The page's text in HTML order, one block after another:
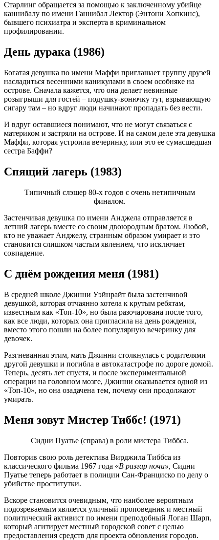
Старлинг обращается за помощью к заключенному убийце
каннибалу по имени Ганнибал Лектор (Энтони Хопкинс),
бывшего психиатра и эксперта в криминальном
профилировании.
День дурака (1986)
Богатая девушка по имени Маффи приглашает группу друзей
насладиться весенними каникулами в своем особняке на
острове. Сначала кажется, что она делает невинные
розыгрыши для гостей – подушку-вонючку тут, взрывающую
сигару там – но вдруг люди начинают пропадать без вести.
И вдруг оставшиеся понимают, что не могут связаться с
материком и застряли на острове. И на самом деле эта девушка
Маффи, которая устроила вечеринку, или это ее сумасшедшая
сестра Баффи?
Спящий лагерь (1983)
Типичный слэшер 80-х годов с очень нетипичным
финалом.
Застенчивая девушка по имени Анджела отправляется в
летний лагерь вместе со своим двоюродным братом. Любой,
кто не уважает Анджелу, странным образом умирает и это
становится слишком частым явлением, что исключает
совпадение.
С днём рождения меня (1981)
В средней школе Джинни Уэйнрайт была застенчивой
девушкой, которая отчаянно хотела к крутым ребятам,
известным как «Топ-10», но была разочарована после того,
как все люди, которых она пригласила на день рождения,
вместо этого пошли на более популярную вечеринку для
девочек.
Разгневанная этим, мать Джинни столкнулась с родителями
другой девушки и погибла в автокатастрофе по дороге домой.
Теперь, десять лет спустя, и после экспериментальной
операции на головном мозге, Джинни оказывается одной из
«Топ-10», но она озадачена тем, почему они продолжают
умирать.
Меня зовут Мистер Тиббс! (1971)
Сидни Пуатье (справа) в роли мистера Тиббса.
Повторив свою роль детектива Вирджила Тиббса из
классического фильма 1967 года «В разгар ночи», Сидни
Пуатье теперь работает в полиции Сан-Франциско по делу о
убийстве проститутки.
Вскоре становится очевидным, что наиболее вероятным
подозреваемым является уличный проповедник и местный
политический активист по имени преподобный Логан Шарп,
который агитирует местный городской совет с целью
предоставления средств для проекта обновления городов.